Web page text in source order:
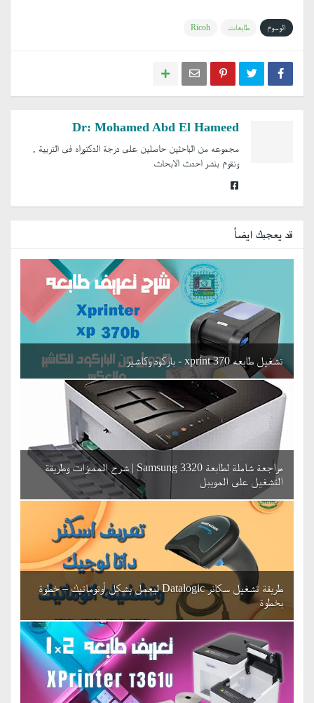
الوسوم طابعات Ricoh
Dr: Mohamed Abd El Hameed
مجموعه من الباحثين حاصلين على درجة الدكتوراه فى التربية ,
ونقوم بنشر احدث الابحاث
قد يعجبك ايضاُ
تشغيل طابعه 370 xprint - باركود وكاشير
مراجعة شاملة لطابعة Samsung 3320 | شرح المميزات وطريقة
التشغيل على المويبل
طريقة تشغيل سكانر Datalogic ليعمل بشكل أوتوماتيك – خطوة
بخطوة